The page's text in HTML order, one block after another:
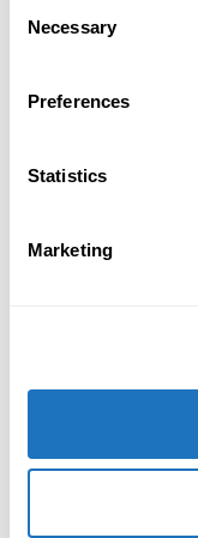
Selection
Necessary
Preferences
Statistics
Marketing